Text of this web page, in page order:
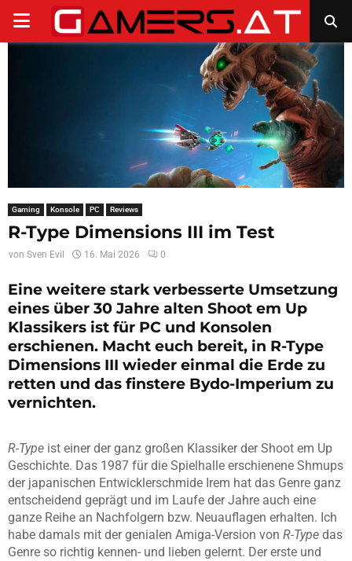
PRIMARY
Gaming Konsole PC Reviews
R-Type Dimensions III im Test
von Sven Evil 16. Mai 2026 0
Eine weitere stark verbesserte Umsetzung
eines über 30 Jahre alten Shoot em Up
Klassikers ist für PC und Konsolen
erschienen. Macht euch bereit, in R-Type
Dimensions III wieder einmal die Erde zu
retten und das finstere Bydo-Imperium zu
vernichten.
R-Type ist einer der ganz großen Klassiker der Shoot em Up
Geschichte. Das 1987 für die Spielhalle erschienene Shmups
der japanischen Entwicklerschmide Irem hat das Genre ganz
entscheidend geprägt und im Laufe der Jahre auch eine
ganze Reihe an Nachfolgern bzw. Neuauflagen erhalten. Ich
habe damals mit der genialen Amiga-Version von R-Type das
Genre so richtig kennen- und lieben gelernt. Der erste und